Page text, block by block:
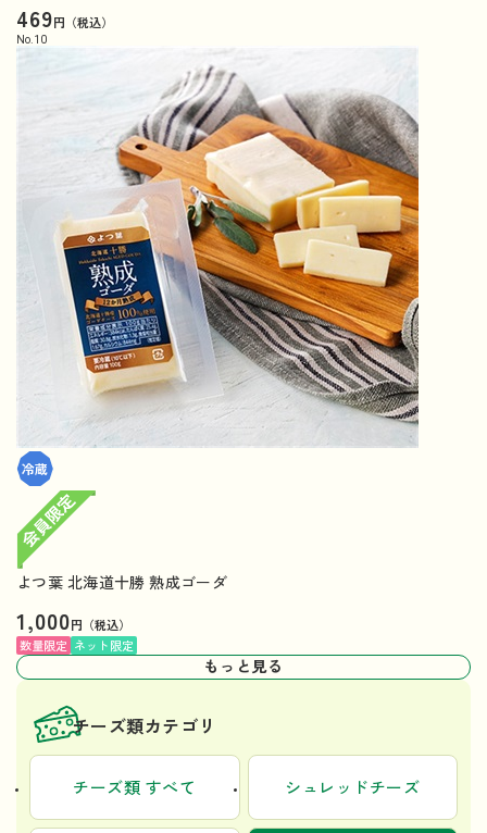
469円（税込）
No. 10
よつ葉 北海道十勝 熟成ゴーダ
1,000円（税込）
数量限定 ネット限定
もっと見る
チーズ類カテゴリ
チーズ類 すべて シュレッドチーズ